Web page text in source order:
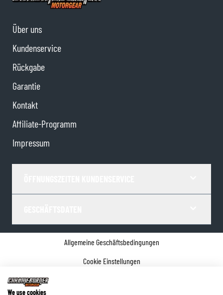
Über uns
Kundenservice
Rückgabe
Garantie
Kontakt
Affiliate-Programm
Impressum
Allgemeine Geschäftsbedingungen
Cookie Einstellungen
We use cookies